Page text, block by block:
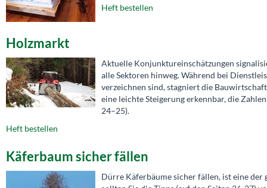
Heft bestellen
Holzmarkt
Aktuelle Konjunktureinschätzungen
alle Sektoren hinweg. Während bei
verzeichnen sind, stagniert die
eine leichte Steigerung erkennbar, die
24–25).
Heft bestellen
Käferbaum sicher fällen
Dürre Käferbäume sicher fällen, ist eine